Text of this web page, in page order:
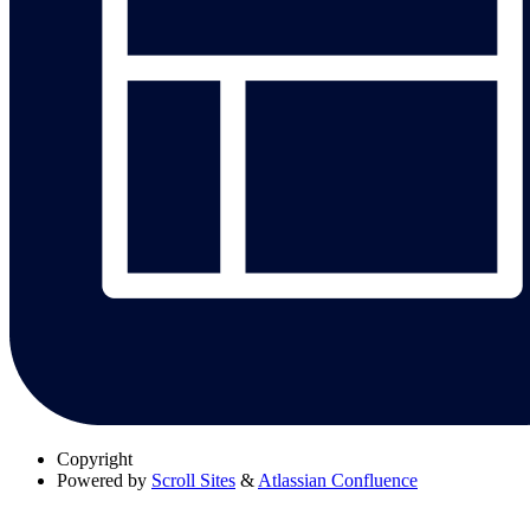
Copyright
Powered by Scroll Sites & Atlassian Confluence